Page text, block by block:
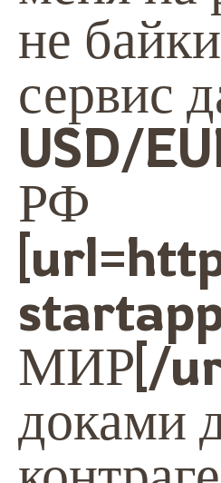
не
сервис
USD/
РФ
МИР[/
доками